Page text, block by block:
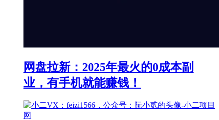
网盘拉新：2025年最火的0成本副
业，有手机就能赚钱！